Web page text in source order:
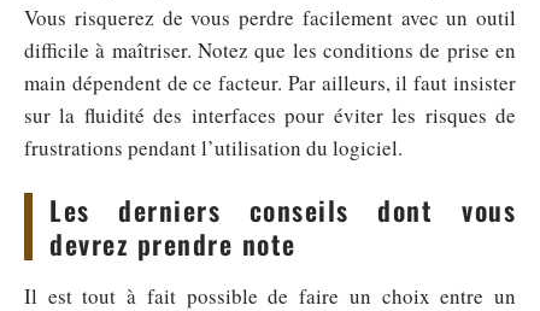
Vous risquerez de vous perdre facilement avec un outil
difficile à maîtriser. Notez que les conditions de prise en
main dépendent de ce facteur. Par ailleurs, il faut insister
sur la fluidité des interfaces pour éviter les risques de
frustrations pendant l’utilisation du logiciel.
Les derniers conseils dont vous
devrez prendre note
Il est tout à fait possible de faire un choix entre un